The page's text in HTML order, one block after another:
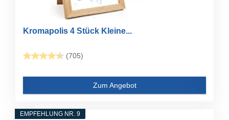
Kromapolis 4 Stück Kleine...
(705)
Zum Angebot
EMPFEHLUNG NR. 9